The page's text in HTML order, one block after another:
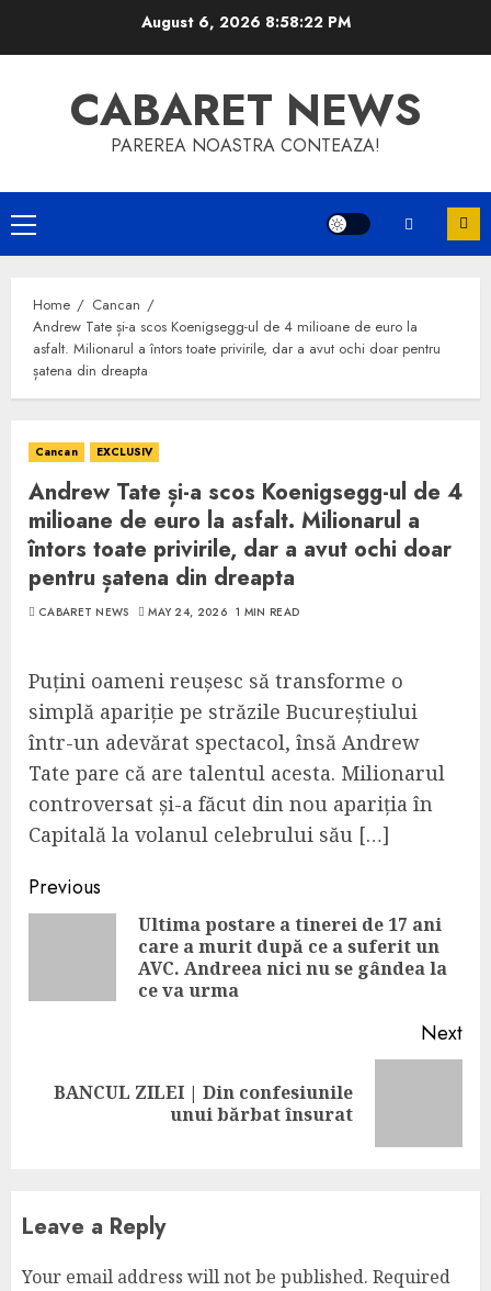
August 6, 2026 8:58:22 PM
CABARET NEWS
PAREREA NOASTRA CONTEAZA!
Primary
Menu
Home
Cancan
Andrew Tate și-a scos Koenigsegg-ul de 4 milioane de euro la
asfalt. Milionarul a întors toate privirile, dar a avut ochi doar pentru
șatena din dreapta
Cancan EXCLUSIV
Andrew Tate și-a scos Koenigsegg-ul de 4
milioane de euro la asfalt. Milionarul a
întors toate privirile, dar a avut ochi doar
pentru șatena din dreapta
CABARET NEWS MAY 24, 2026 1 MIN READ
Puțini oameni reușesc să transforme o
simplă apariție pe străzile Bucureștiului
într-un adevărat spectacol, însă Andrew
Tate pare că are talentul acesta. Milionarul
controversat și-a făcut din nou apariția în
Capitală la volanul celebrului său […]
Continue
Reading
Previous
Ultima postare a tinerei de 17 ani
care a murit după ce a suferit un
AVC. Andreea nici nu se gândea la
ce va urma
Next
Next
BANCUL ZILEI | Din confesiunile
unui bărbat însurat
Leave a Reply
Your email address will not be published. Required